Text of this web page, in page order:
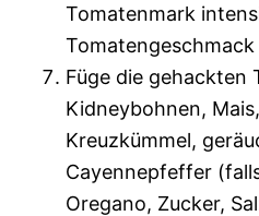
Tomatenmark
Tomatengeschmack
Füge die gehackten
Kidneybohnen,
Kreuzkümmel,
Cayennepfeffer
Oregano, Zucker,